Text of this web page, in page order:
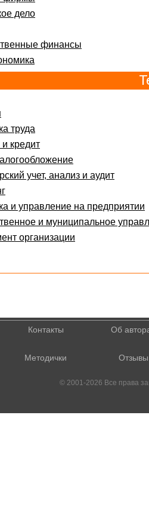
дело
финансы
труда
кредит
учет, анализ и аудит
и управление на предприятии
и муниципальное
организации
Контакты Об
Методички Отзывы
© 2001-2026 Все права